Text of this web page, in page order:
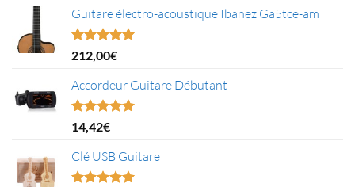
Guitare électro-acoustique Ibanez Ga5tce-am
Note5.00
sur 5
212,00€
Accordeur Guitare Débutant
Note5.00
sur 5
14,42€
Clé USB Guitare